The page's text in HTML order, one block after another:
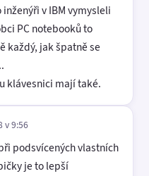
v IBM vymysleli
PC notebooků to
každý, jak špatně se
klávesnici mají také.
v 9:56
podsvícených vlastních
je to lepší